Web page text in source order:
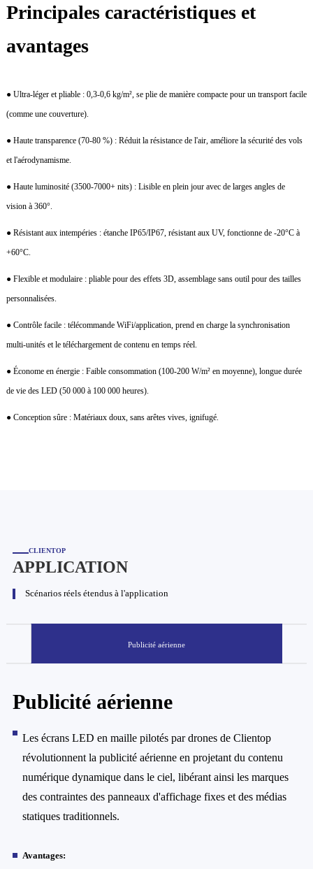
Principales caractéristiques et
avantages
● Ultra-léger et pliable : 0,3-0,6 kg/m², se plie de manière compacte pour un transport facile
(comme une couverture).
● Haute transparence (70-80 %) : Réduit la résistance de l'air, améliore la sécurité des vols
et l'aérodynamisme.
● Haute luminosité (3500-7000+ nits) : Lisible en plein jour avec de larges angles de
vision à 360°.
● Résistant aux intempéries : étanche IP65/IP67, résistant aux UV, fonctionne de -20°C à
+60°C.
● Flexible et modulaire : pliable pour des effets 3D, assemblage sans outil pour des tailles
personnalisées.
● Contrôle facile : télécommande WiFi/application, prend en charge la synchronisation
multi-unités et le téléchargement de contenu en temps réel.
● Économe en énergie : Faible consommation (100-200 W/m² en moyenne), longue durée
de vie des LED (50 000 à 100 000 heures).
● Conception sûre : Matériaux doux, sans arêtes vives, ignifugé.
CLIENTOP
APPLICATION
Scénarios réels étendus à l'application
Publicité aérienne
Publicité aérienne
Les écrans LED en maille pilotés par drones de Clientop
révolutionnent la publicité aérienne en projetant du contenu
numérique dynamique dans le ciel, libérant ainsi les marques
des contraintes des panneaux d'affichage fixes et des médias
statiques traditionnels.
Avantages: